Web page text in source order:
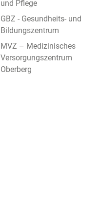
und Pflege
GBZ - Gesundheits- und
Bildungszentrum
MVZ – Medizinisches
Versorgungszentrum
Oberberg